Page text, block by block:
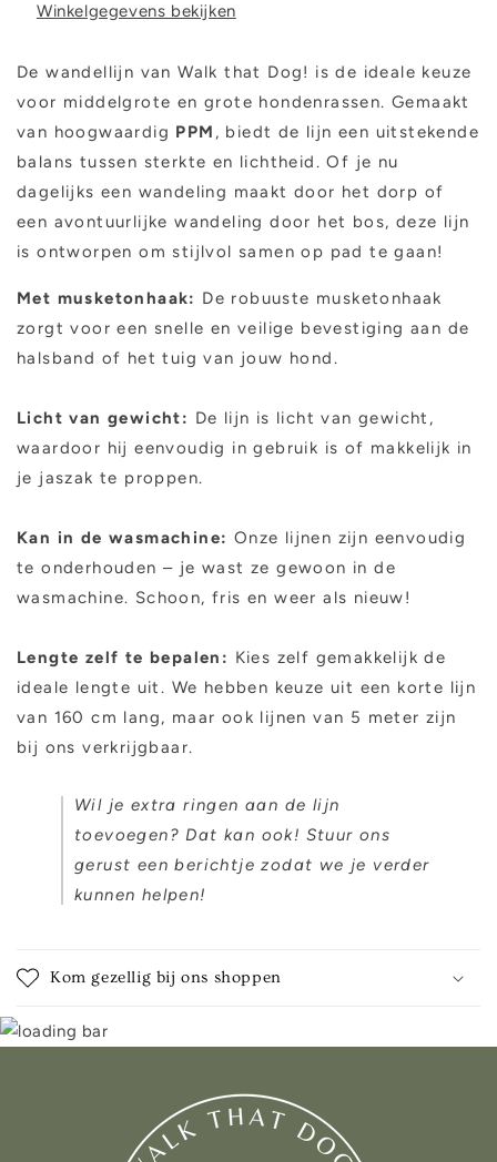
Winkelgegevens bekijken
De wandellijn van Walk that Dog! is de ideale keuze
voor middelgrote en grote hondenrassen. Gemaakt
van hoogwaardig PPM , biedt de lijn een uitstekende
balans tussen sterkte en lichtheid. Of je nu
dagelijks een wandeling maakt door het dorp of
een avontuurlijke wandeling door het bos, deze lijn
is ontworpen om stijlvol samen op pad te gaan!
Met musketonhaak: De robuuste musketonhaak
zorgt voor een snelle en veilige bevestiging aan de
halsband of het tuig van jouw hond.
Licht van gewicht: De lijn is licht van gewicht,
waardoor hij eenvoudig in gebruik is of makkelijk in
je jaszak te proppen.
Kan in de wasmachine: Onze lijnen zijn eenvoudig
te onderhouden – je wast ze gewoon in de
wasmachine. Schoon, fris en weer als nieuw!
Lengte zelf te bepalen: Kies zelf gemakkelijk de
ideale lengte uit. We hebben keuze uit een korte lijn
van 160 cm lang, maar ook lijnen van 5 meter zijn
bij ons verkrijgbaar.
Wil je extra ringen aan de lijn
toevoegen? Dat kan ook! Stuur ons
gerust een berichtje zodat we je verder
kunnen helpen!
Kom gezellig bij ons shoppen